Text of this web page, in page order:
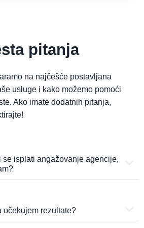
pitanja
na najčešće postavljana
usluge i kako možemo pomoći
Ako imate dodatnih pitanja,
se isplati angažovanje agencije,
očekujem rezultate?